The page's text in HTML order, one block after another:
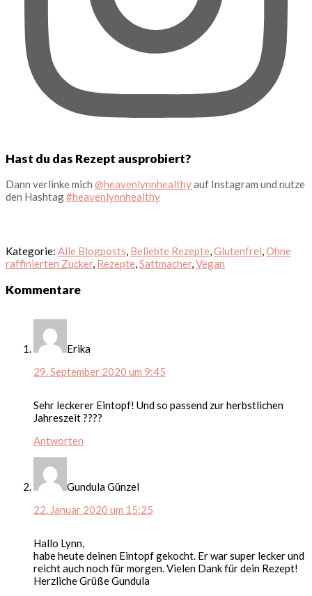
Hast du das Rezept ausprobiert?
Dann verlinke mich @heavenlynnhealthyauf Instagram und nutze
den Hashtag#heavenlynnhealthy
Kategorie: Alle Blogposts, Beliebte Rezepte,Glutenfrei,Ohne
raffinierten Zucker, Rezepte,Sattmacher,Vegan
Leser-
Kommentare
Erika
29. September 2020 um 9:45
Sehr leckerer Eintopf! Und so passend zur herbstlichen
Jahreszeit ????
Antworten
Gundula Günzel
22. Januar 2020 um 15:25
Hallo Lynn,
habe heute deinen Eintopf gekocht. Er war super lecker und
reicht auch noch für morgen. Vielen Dank für dein Rezept!
Herzliche Grüße Gundula